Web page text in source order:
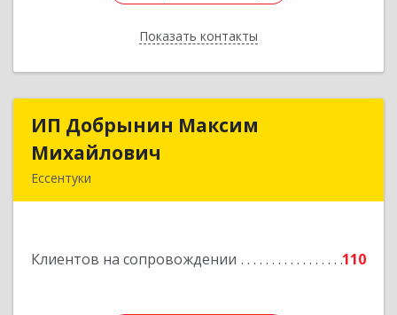
Показать контакты
Назад
ИП Добрынин Максим
Михайлович
Ессентуки
Клиентов на сопровождении 110
ИП Добрынин Максим
Подробнее